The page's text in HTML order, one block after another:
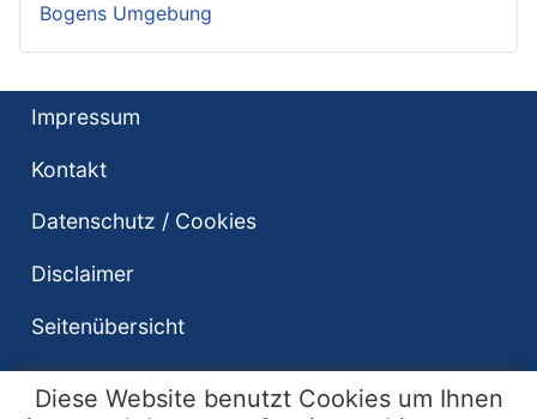
Bogens Umgebung
Diese Website benutzt Cookies um Ihnen
Impressum
Kontakt
Datenschutz / Cookies
Disclaimer
Seitenübersicht